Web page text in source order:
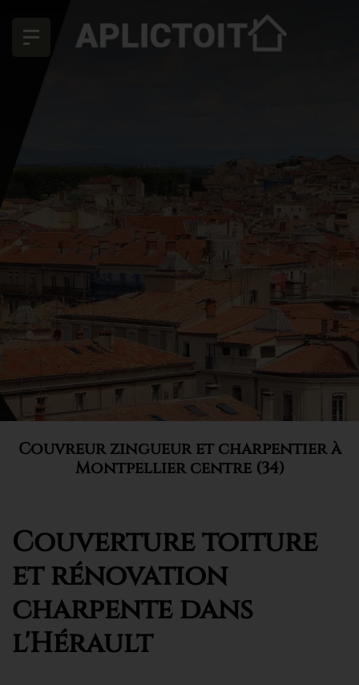
Couvreur zingueur et charpentier à
Montpellier centre (34)
Couverture toiture
et rénovation
charpente dans
l'Hérault